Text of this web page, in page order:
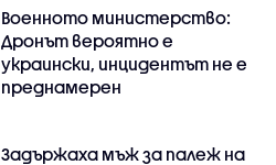
Военното министерство:
Дронът вероятно е
украински, инцидентът не е
преднамерен
Задържаха мъж за палеж на